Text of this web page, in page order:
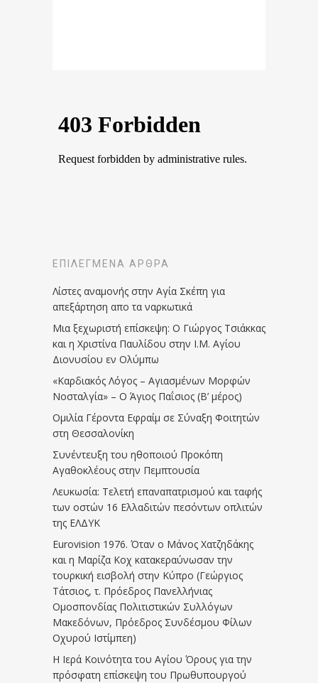
ΕΠΙΛΕΓΜΈΝΑ ΆΡΘΡΑ
Λίστες αναμονής στην Αγία Σκέπη για
απεξάρτηση απο τα ναρκωτικά
Μια ξεχωριστή επίσκεψη: Ο Γιώργος Τσιάκκας
και η Χριστίνα Παυλίδου στην Ι.Μ. Αγίου
Διονυσίου εν Ολύμπω
«Καρδιακός Λόγος – Αγιασμένων Μορφών
Νοσταλγία» – Ο Άγιος Παΐσιος (Β’ μέρος)
Ομιλία Γέροντα Εφραίμ σε Σύναξη Φοιτητών
στη Θεσσαλονίκη
Συνέντευξη του ηθοποιού Προκόπη
Αγαθοκλέους στην Πεμπτουσία
Λευκωσία: Τελετή επαναπατρισμού και ταφής
των οστών 16 Ελλαδιτών πεσόντων οπλιτών
της ΕΛΔΥΚ
Eurovision 1976. Όταν ο Μάνος Χατζηδάκης
και η Μαρίζα Κοχ κατακεραύνωσαν την
τουρκική εισβολή στην Κύπρο (Γεώργιος
Τάτσιος, τ. Πρόεδρος Πανελλήνιας
Ομοσπονδίας Πολιτιστικών Συλλόγων
Μακεδόνων, Πρόεδρος Συνδέσμου Φίλων
Οχυρού Ιστίμπεη)
Η Ιερά Κοινότητα του Αγίου Όρους για την
πρόσφατη επίσκεψη του Πρωθυπουργού